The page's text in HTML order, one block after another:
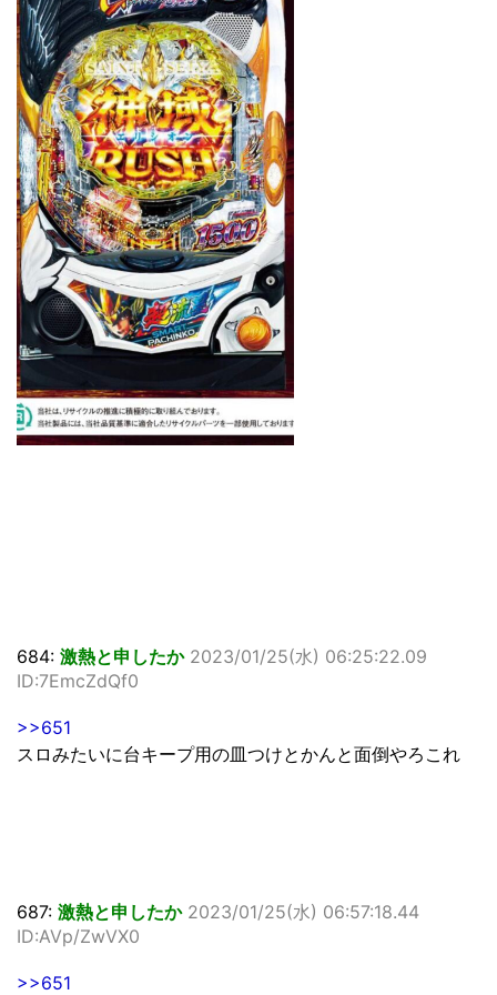
684: 激熱と申したか 2023/01/25(水) 06:25:22.09
ID:7EmcZdQf0
>>651
スロみたいに台キープ用の皿つけとかんと面倒やろこれ
687: 激熱と申したか 2023/01/25(水) 06:57:18.44
ID:AVp/ZwVX0
>>651